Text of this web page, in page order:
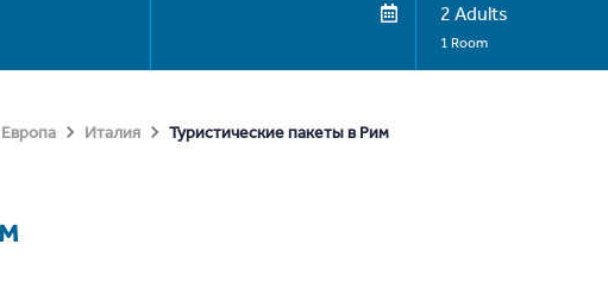
2 Adults
1 Room
Европа Италия Туристические пакеты в Рим